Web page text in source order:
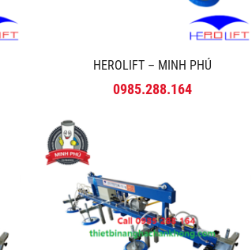
HEROLIFT – MINH PHÚ
0985.288.164